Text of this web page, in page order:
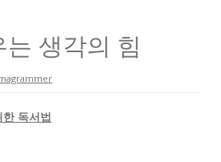
생각의 힘
독서법